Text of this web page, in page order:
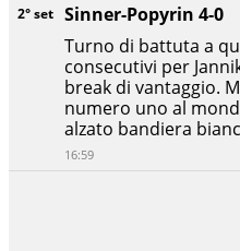
2° set Sinner-Popyrin 4-0
Turno di battuta a
consecutivi per
break di vantaggio.
numero uno al
alzato bandiera
16:59